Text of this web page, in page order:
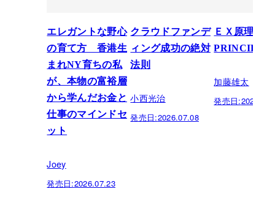
エレガントな野心
の育て方 香港生
まれNY育ちの私
が、本物の富裕層
から学んだお金と
仕事のマインドセ
ット
Joey
発売日:2026.07.23
クラウドファンデ
ィング成功の絶対
法則
小西光治
発売日:2026.07.08
ＥＸ原理
PRINCIPLE
加藤雄太
発売日: